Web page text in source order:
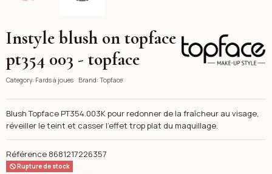
Instyle blush on topface
pt354 003 - topface
Category: Fards à joues Brand: Topface
Blush Topface PT354.003K pour redonner de la fraîcheur au visage,
réveiller le teint et casser l'effet trop plat du maquillage.
Référence 8681217226357
Rupture de stock